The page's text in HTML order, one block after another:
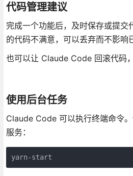
代码管理建议
完成一个功能后，及时保存或提交
的代码不满意，可以丢弃而不影响
也可以让 Claude Code 回滚代码
使用后台任务
Claude Code 可以执行终端命令
服务：
yarn-start